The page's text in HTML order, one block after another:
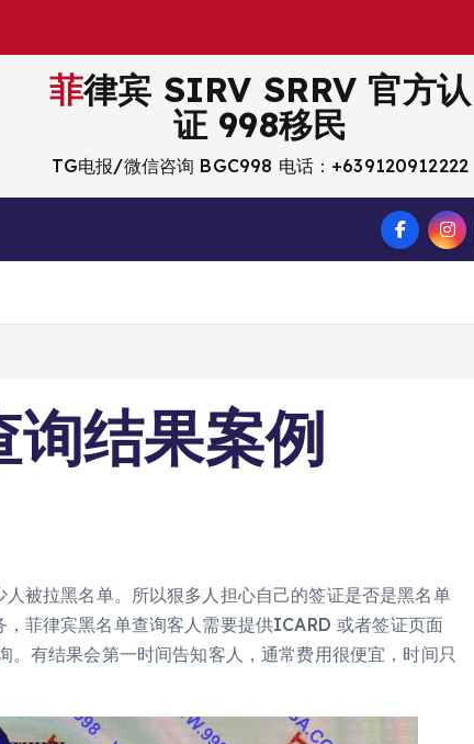
菲律宾 SIRV SRRV 官方认
证 998移民
TG电报/微信咨询 BGC998 电话：+639120912222
询结果案例
被拉黑名单。所以狠多人担心自己的签证是否是黑名单
菲律宾黑名单查询客人需要提供ICARD 或者签证页面
。有结果会第一时间告知客人，通常费用很便宜，时间只